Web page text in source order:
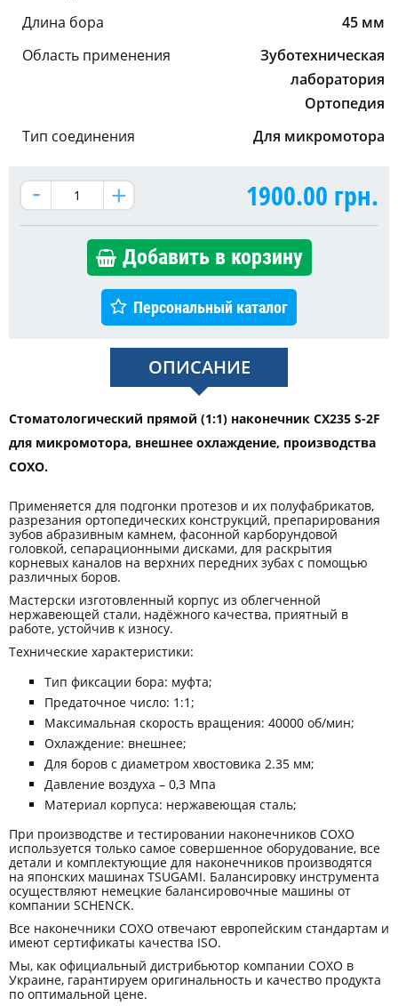
Длина бора
45 мм
Область применения
Зуботехническая
лаборатория
Ортопедия
Тип соединения
Для микромотора
1900.00 грн.
Добавить в корзину
Персональный каталог
ОПИСАНИЕ
Стоматологический прямой (1:1) наконечник CX235 S-2F
для микромотора, внешнее охлаждение, производства
COXO.
Применяется для подгонки протезов и их полуфабрикатов,
разрезания ортопедических конструкций, препарирования
зубов абразивным камнем, фасонной карборундовой
головкой, сепарационными дисками, для раскрытия
корневых каналов на верхних передних зубах с помощью
различных боров.
Мастерски изготовленный корпус из облегченной
нержавеющей стали, надёжного качества, приятный в
работе, устойчив к износу.
Технические характеристики:
Тип фиксации бора: муфта;
Предаточное число: 1:1;
Максимальная скорость вращения: 40000 об/мин;
Охлаждение: внешнее;
Для боров с диаметром хвостовика 2.35 мм;
Давление воздуха – 0,3 Мпа
Материал корпуса: нержавеющая сталь;
При производстве и тестировании наконечников COXO
используется только самое совершенное оборудование, все
детали и комплектующие для наконечников производятся
на японских машинах TSUGAMI. Балансировку инструмента
осуществляют немецкие балансировочные машины от
компании SCHENCK.
Все наконечники COXO отвечают европейским стандартам и
имеют сертификаты качества ISO.
Мы, как официальный дистрибьютор компании COXO в
Украине, гарантируем оригинальность и качество продукта
по оптимальной цене.